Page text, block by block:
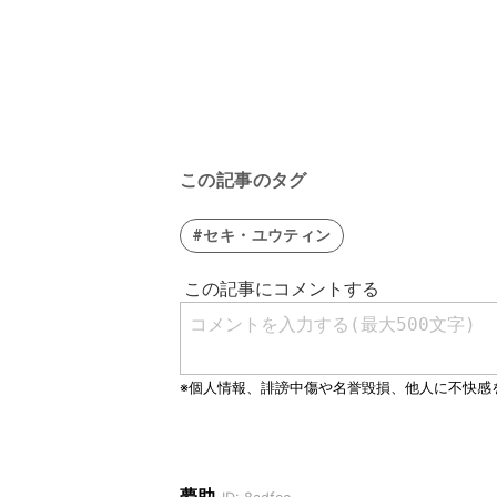
この記事のタグ
#セキ・ユウティン